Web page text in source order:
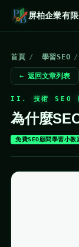
屏柏企業有限
首頁 / 學習SEO /
← 返回文章列表
II. 技術 SEO
為什麼
免費SEO顧問學習小教